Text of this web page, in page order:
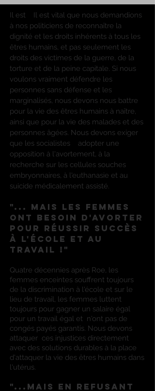
Il est
Il est vital que nous demandions
à nos politiciens de reconnaître la
dignité et les droits inhérents à tous les
êtres humains, et pas seulement les
droits des victimes de la guerre, de la
torture et de la peine capitale. Si nous
voulons vraiment défendre les
personnes sans défense et les
marginalisés, nous devons nous battre
pour la vie des êtres humains à naître,
ainsi que pour la vie des malades et des
personnes âgées. Nous devons exiger
que les socialistes
adopter une
opposition à l'avortement, à la
recherche sur les cellules souches
embryonnaires, à l'euthanasie et au
suicide médicalement assisté.
"... mais les femmes
ont besoin d'avorter
pour réussir succès
à l'école et au
travail !"
Quatre décennies après Roe, les
femmes enceintes souffrent toujours
de la discrimination à l'école et sur le
lieu de travail, les femmes luttent
toujours pour gagner un salaire égal
pour un travail égal et n'ont pas de
congés payés garantis. Nous devons
attaquer ces injustices directement
avec des solutions durables à la place
d'attaquer la vie des êtres humains dans
l'utérus.
"...Mais en refusant